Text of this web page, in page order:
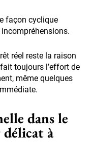
façon cyclique
réel reste la raison
toujours l’effort de
même quelques
dans le
à